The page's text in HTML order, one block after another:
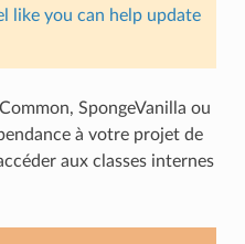
like you can help update
SpongeVanilla ou
à votre projet de
aux classes internes